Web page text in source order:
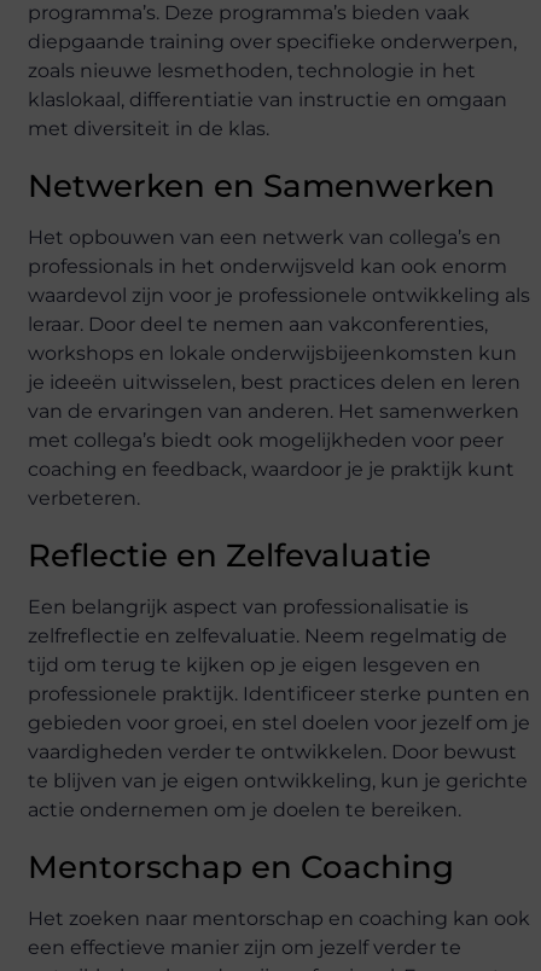
programma’s. Deze programma’s bieden vaak
diepgaande training over specifieke onderwerpen,
zoals nieuwe lesmethoden, technologie in het
klaslokaal, differentiatie van instructie en omgaan
met diversiteit in de klas.
Netwerken en Samenwerken
Het opbouwen van een netwerk van collega’s en
professionals in het onderwijsveld kan ook enorm
waardevol zijn voor je professionele ontwikkeling als
leraar. Door deel te nemen aan vakconferenties,
workshops en lokale onderwijsbijeenkomsten kun
je ideeën uitwisselen, best practices delen en leren
van de ervaringen van anderen. Het samenwerken
met collega’s biedt ook mogelijkheden voor peer
coaching en feedback, waardoor je je praktijk kunt
verbeteren.
Reflectie en Zelfevaluatie
Een belangrijk aspect van professionalisatie is
zelfreflectie en zelfevaluatie. Neem regelmatig de
tijd om terug te kijken op je eigen lesgeven en
professionele praktijk. Identificeer sterke punten en
gebieden voor groei, en stel doelen voor jezelf om je
vaardigheden verder te ontwikkelen. Door bewust
te blijven van je eigen ontwikkeling, kun je gerichte
actie ondernemen om je doelen te bereiken.
Mentorschap en Coaching
Het zoeken naar mentorschap en coaching kan ook
een effectieve manier zijn om jezelf verder te